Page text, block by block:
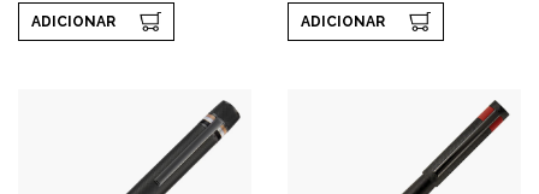
ADICIONAR ADICIONAR